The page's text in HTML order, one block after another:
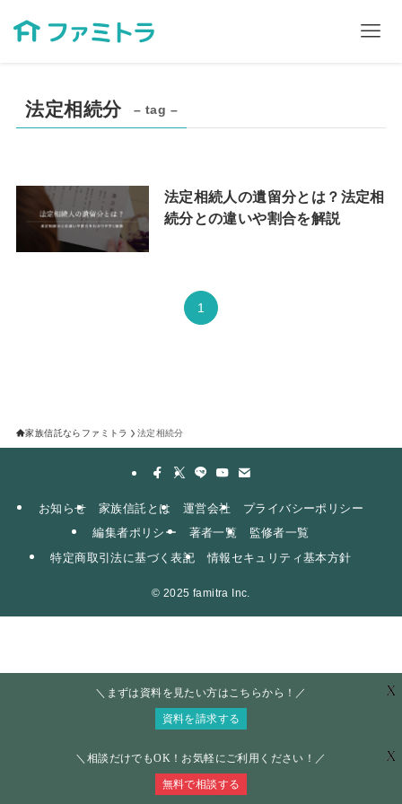
法定相続分 – tag –
法定相続人の遺留分とは？法定相
続分との違いや割合を解説
1
家族信託ならファミトラ 法定相続分
お知らせ 家族信託とは 運営会社
プライバシーポリシー
編集者ポリシー
著者一覧
監修者一覧
特定商取引法に基づく表記
情報セキュリティ基本方針
© 2025 famitra Inc.
＼相談だけでもOK！お気軽にご利用ください！／
無料で相談する
X
＼まずは資料を見たい方はこちらから！／
資料を請求する
X